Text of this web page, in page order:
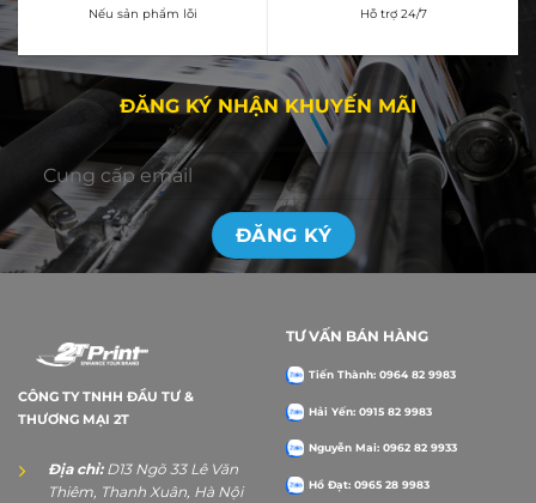
Nếu sản phẩm lỗi
Hỗ trợ 24/7
ĐĂNG KÝ NHẬN KHUYẾN MÃI
CÔNG TY TNHH ĐẦU TƯ &
THƯƠNG MẠI 2T
Địa chỉ:D13 Ngõ 33 Lê Văn
Thiêm, Thanh Xuân, Hà Nội
TƯ VẤN BÁN HÀNG
Tiến Thành: 0964 82 9983
Hải Yến: 0915 82 9983
Nguyễn Mai: 0962 82 9933
Hồ Đạt: 0965 28 9983